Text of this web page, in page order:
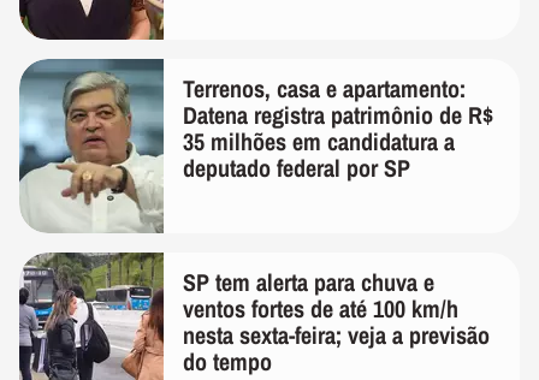
Terrenos, casa e apartamento:
Datena registra patrimônio de R$
35 milhões em candidatura a
deputado federal por SP
SP tem alerta para chuva e
ventos fortes de até 100 km/h
nesta sexta-feira; veja a previsão
do tempo